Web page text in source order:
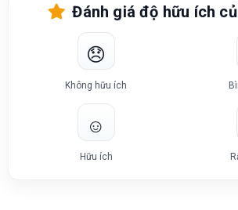
Đánh giá độ hữu ích
😞
Không hữu ích
☺️
Hữu ích